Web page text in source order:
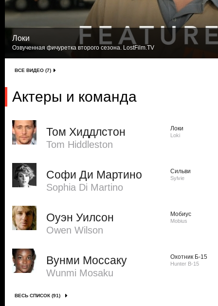
Локи
Озвученная фичуретка второго сезона. LostFilm.TV
ВСЕ ВИДЕО (7)
Актеры и команда
Том Хиддлстон
Tom Hiddleston
Локи
Loki
Софи Ди Мартино
Sophia Di Martino
Сильви
Sylvie
Оуэн Уилсон
Owen Wilson
Мобиус
Mobius
Вунми Моссаку
Wunmi Mosaku
Охотник Б-15
Hunter B-15
ВЕСЬ СПИСОК (91)